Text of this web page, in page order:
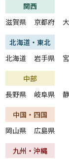
関西
滋賀県
京都府
北海道・東北
北海道
岩手県
中部
長野県
岐阜県
中国・四国
岡山県
広島県
九州・沖縄